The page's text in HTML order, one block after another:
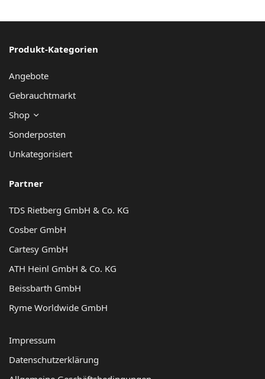
Produkt-Kategorien
Angebote
Gebrauchtmarkt
Shop
Sonderposten
Unkategorisiert
Partner
TDS Rietberg GmbH & Co. KG
Cosber GmbH
Cartesy GmbH
ATH Heinl GmbH & Co. KG
Beissbarth GmbH
Ryme Worldwide GmbH
Impressum
Datenschutzerklärung